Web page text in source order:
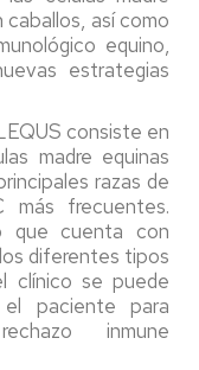
así como
equino,
estrategias
consiste en
madre equinas
razas de
frecuentes.
que cuenta con
diferentes tipos
clínico se puede
el paciente para
inmune